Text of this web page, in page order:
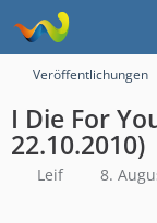
Veröffentlichungen
I Die For
22.10.2010)
Leif 8.